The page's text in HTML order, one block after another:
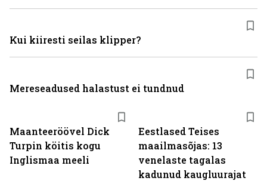
Maanteeröövel Dick
Turpin köitis kogu
Inglismaa meeli
Eestlased Teises
maailmasõjas: 13
venelaste tagalas
kadunud kaugluurajat
Kui kiiresti seilas klipper?
Mereseadused halastust ei tundnud